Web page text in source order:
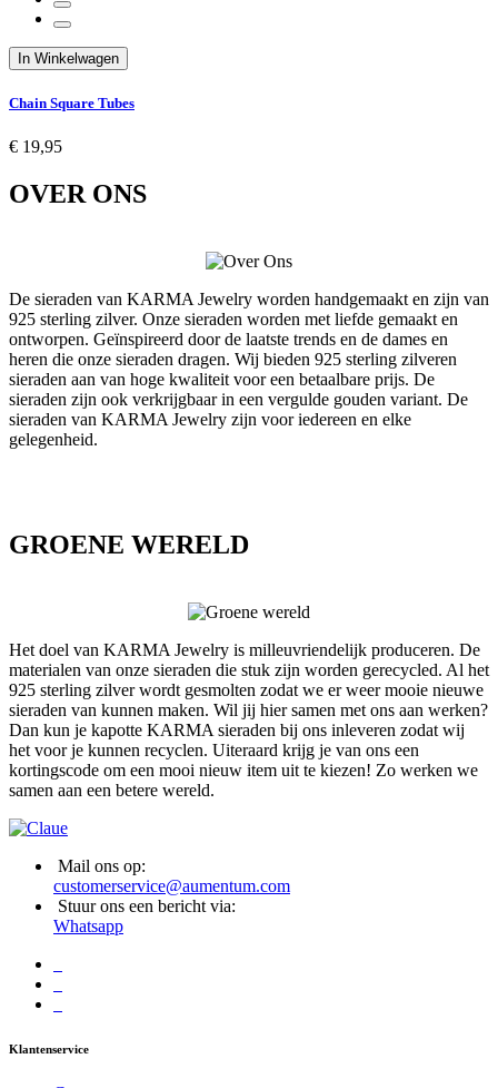
In Winkelwagen
Chain Square Tubes
€ 19,95
OVER ONS
De sieraden van KARMA Jewelry worden handgemaakt en zijn van
925 sterling zilver. Onze sieraden worden met liefde gemaakt en
ontworpen. Geïnspireerd door de laatste trends en de dames en
heren die onze sieraden dragen. Wij bieden 925 sterling zilveren
sieraden aan van hoge kwaliteit voor een betaalbare prijs. De
sieraden zijn ook verkrijgbaar in een vergulde gouden variant. De
sieraden van KARMA Jewelry zijn voor iedereen en elke
gelegenheid.
GROENE WERELD
Het doel van KARMA Jewelry is milleuvriendelijk produceren. De
materialen van onze sieraden die stuk zijn worden gerecycled. Al het
925 sterling zilver wordt gesmolten zodat we er weer mooie nieuwe
sieraden van kunnen maken. Wil jij hier samen met ons aan werken?
Dan kun je kapotte KARMA sieraden bij ons inleveren zodat wij
het voor je kunnen recyclen. Uiteraard krijg je van ons een
kortingscode om een mooi nieuw item uit te kiezen! Zo werken we
samen aan een betere wereld.
Mail ons op:
customerservice@aumentum.com
Stuur ons een bericht via:
Whatsapp
Klantenservice